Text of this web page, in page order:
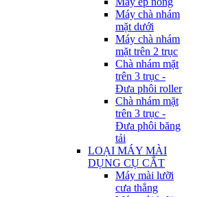
Máy chà nhám
mặt dưới
Máy chà nhám
mặt trên 2 trục
Chà nhám mặt
trên 3 trục -
Đưa phôi roller
Chà nhám mặt
trên 3 trục -
Đưa phôi băng
tải
LOẠI MÁY MÀI
DỤNG CỤ CẮT
Máy mài lưỡi
cưa thẳng